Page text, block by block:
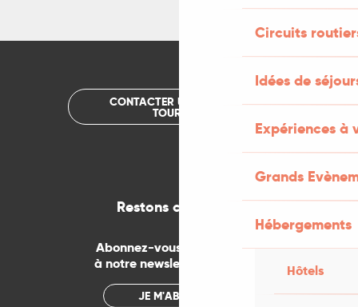
Circuits
Idées de
Expériences à
Grands
Hébergements
Hôtels
CONTACTER UN OFFICE DE
TOURISME
Restons connectés
Abonnez-vous gratuitement
à notre newsletter mensuelle
JE M'ABONNE